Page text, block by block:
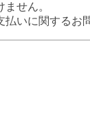
せん。
いに関するお